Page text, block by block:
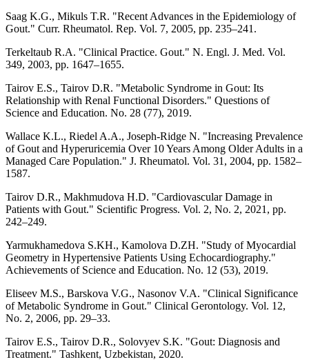
Saag K.G., Mikuls T.R. "Recent Advances in the Epidemiology of
Gout." Curr. Rheumatol. Rep. Vol. 7, 2005, pp. 235–241.
Terkeltaub R.A. "Clinical Practice. Gout." N. Engl. J. Med. Vol.
349, 2003, pp. 1647–1655.
Tairov E.S., Tairov D.R. "Metabolic Syndrome in Gout: Its
Relationship with Renal Functional Disorders." Questions of
Science and Education. No. 28 (77), 2019.
Wallace K.L., Riedel A.A., Joseph-Ridge N. "Increasing Prevalence
of Gout and Hyperuricemia Over 10 Years Among Older Adults in a
Managed Care Population." J. Rheumatol. Vol. 31, 2004, pp. 1582–
1587.
Tairov D.R., Makhmudova H.D. "Cardiovascular Damage in
Patients with Gout." Scientific Progress. Vol. 2, No. 2, 2021, pp.
242–249.
Yarmukhamedova S.KH., Kamolova D.ZH. "Study of Myocardial
Geometry in Hypertensive Patients Using Echocardiography."
Achievements of Science and Education. No. 12 (53), 2019.
Eliseev M.S., Barskova V.G., Nasonov V.A. "Clinical Significance
of Metabolic Syndrome in Gout." Clinical Gerontology. Vol. 12,
No. 2, 2006, pp. 29–33.
Tairov E.S., Tairov D.R., Solovyev S.K. "Gout: Diagnosis and
Treatment." Tashkent, Uzbekistan, 2020.